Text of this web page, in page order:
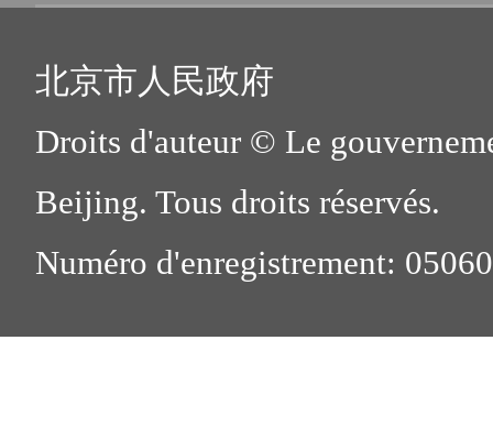
北京市人民政府
Droits d'auteur © Le
Beijing. Tous droits réservés.
Numéro d'enregistrement: